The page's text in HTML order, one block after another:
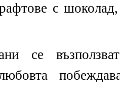
с
се